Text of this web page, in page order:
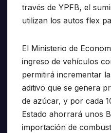
través de YPFB, el
utilizan los autos flex
El Ministerio de
ingreso de vehículos
permitirá incrementar
aditivo que se genera
de azúcar, y por cada
Estado ahorrará unos
importación de